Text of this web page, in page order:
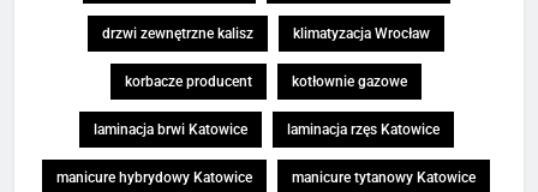
drzwi zewnętrzne kalisz klimatyzacja Wrocław
korbacze producent kotłownie gazowe
laminacja brwi Katowice laminacja rzęs Katowice
manicure hybrydowy Katowice manicure tytanowy Katowice